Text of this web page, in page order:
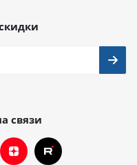
связи